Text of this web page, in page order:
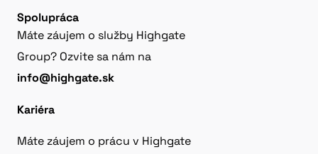
Spolupráca
Máte záujem o služby Highgate
Group? Ozvite sa nám na
info@highgate.sk
Kariéra
Máte záujem o prácu v Highgate